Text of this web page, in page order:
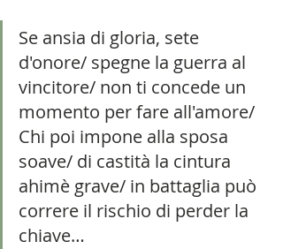
Se ansia di gloria, sete
d'onore/ spegne la guerra al
vincitore/ non ti concede un
momento per fare all'amore/
Chi poi impone alla sposa
soave/ di castità la cintura
ahimè grave/ in battaglia può
correre il rischio di perder la
chiave…